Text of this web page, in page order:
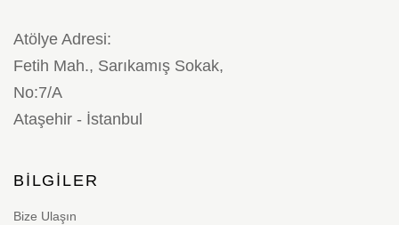
Atölye Adresi:
Fetih Mah., Sarıkamış Sokak,
No:7/A
Ataşehir - İstanbul
BILGILER
Bize Ulaşın